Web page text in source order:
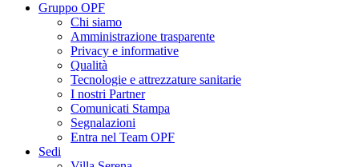
Gruppo OPF
Chi siamo
Amministrazione trasparente
Privacy e informative
Qualità
Tecnologie e attrezzature sanitarie
I nostri Partner
Comunicati Stampa
Segnalazioni
Entra nel Team OPF
Sedi